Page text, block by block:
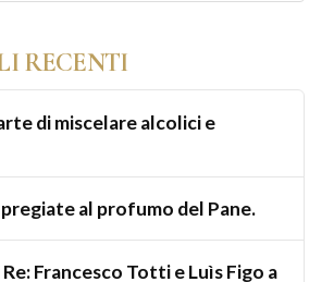
RECENTI
di miscelare alcolici e
al profumo del Pane.
Francesco Totti e Luìs Figo a